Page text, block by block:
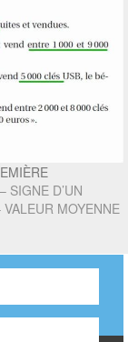
SIGNE D’UN
MOYENNE